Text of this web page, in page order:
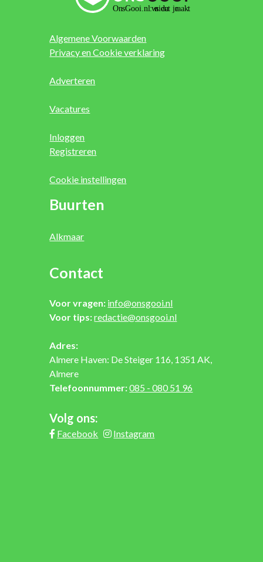
Algemene Voorwaarden
Privacy en Cookie verklaring
Adverteren
Vacatures
Inloggen
Registreren
Cookie instellingen
Buurten
Alkmaar
Contact
Voor vragen: info@onsgooi.nl
Voor tips:redactie@onsgooi.nl
Adres:
Almere Haven: De Steiger 116, 1351 AK,
Almere
Telefoonnummer:085 - 080 51 96
Volg ons:
Facebook Instagram